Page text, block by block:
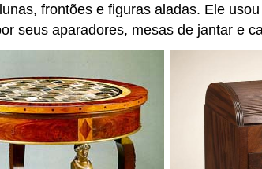
frontões e figuras aladas. Ele
seus aparadores, mesas de jantar e